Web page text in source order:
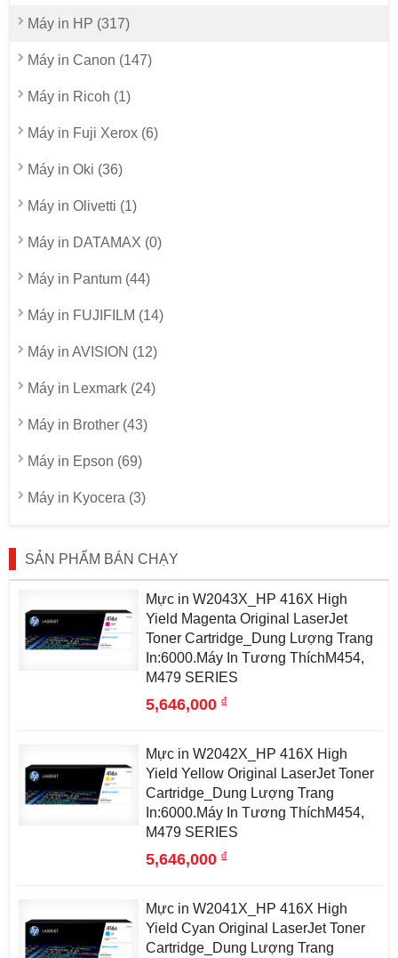
Máy in HP (317)
Máy in Canon (147)
Máy in Ricoh (1)
Máy in Fuji Xerox (6)
Máy in Oki (36)
Máy in Olivetti (1)
Máy in DATAMAX (0)
Máy in Pantum (44)
Máy in FUJIFILM (14)
Máy in AVISION (12)
Máy in Lexmark (24)
Máy in Brother (43)
Máy in Epson (69)
Máy in Kyocera (3)
SẢN PHẨM BÁN CHẠY
Mực in W2043X_HP 416X High
Yield Magenta Original LaserJet
Toner Cartridge_Dung Lượng Trang
In:6000.Máy In Tương ThíchM454,
M479 SERIES
5,646,000đ
Mực in W2042X_HP 416X High
Yield Yellow Original LaserJet Toner
Cartridge_Dung Lượng Trang
In:6000.Máy In Tương ThíchM454,
M479 SERIES
5,646,000đ
Mực in W2041X_HP 416X High
Yield Cyan Original LaserJet Toner
Cartridge_Dung Lượng Trang